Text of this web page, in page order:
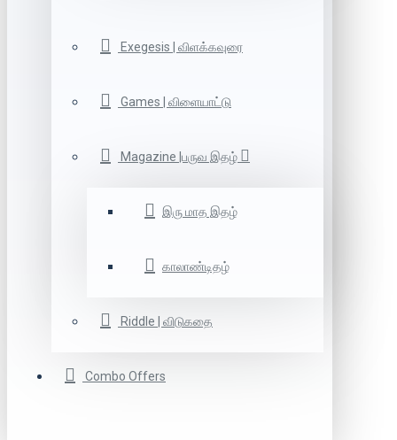
Exegesis | விளக்கவுரை
Games | விளையாட்டு
Magazine |பருவ இதழ்
இரு மாத இதழ்
காலாண்டிதழ்
Riddle | விடுகதை
Combo Offers